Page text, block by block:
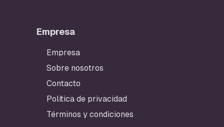
Empresa
Empresa
Sobre nosotros
Contacto
Política de privacidad
Términos y condiciones